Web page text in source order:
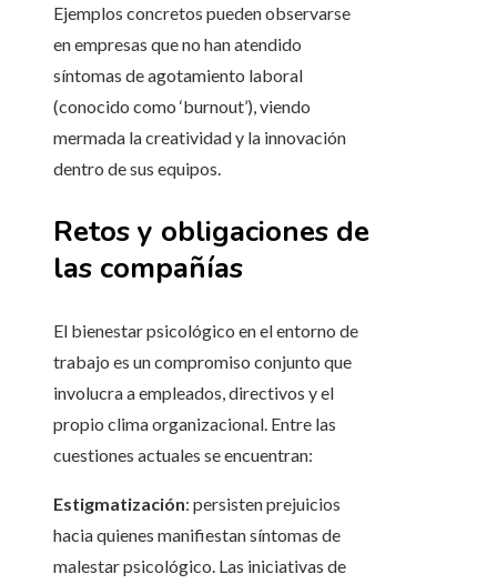
Ejemplos concretos pueden observarse
en empresas que no han atendido
síntomas de agotamiento laboral
(conocido como ‘burnout’), viendo
mermada la creatividad y la innovación
dentro de sus equipos.
Retos y obligaciones de
las compañías
El bienestar psicológico en el entorno de
trabajo es un compromiso conjunto que
involucra a empleados, directivos y el
propio clima organizacional. Entre las
cuestiones actuales se encuentran:
Estigmatización: persisten prejuicios
hacia quienes manifiestan síntomas de
malestar psicológico. Las iniciativas de